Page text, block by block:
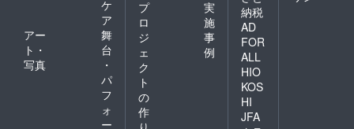
ケ
ア
アー
ト・
写真
舞
台
・
パ
フ
ォ
ー
プ
ロ
ジ
ェ
ク
ト
の
作
実
施
事
例
納税
AD
FOR
ALL
HIO
KOS
HI
JFA